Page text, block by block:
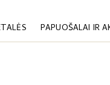
PAPUOŠALAI IR